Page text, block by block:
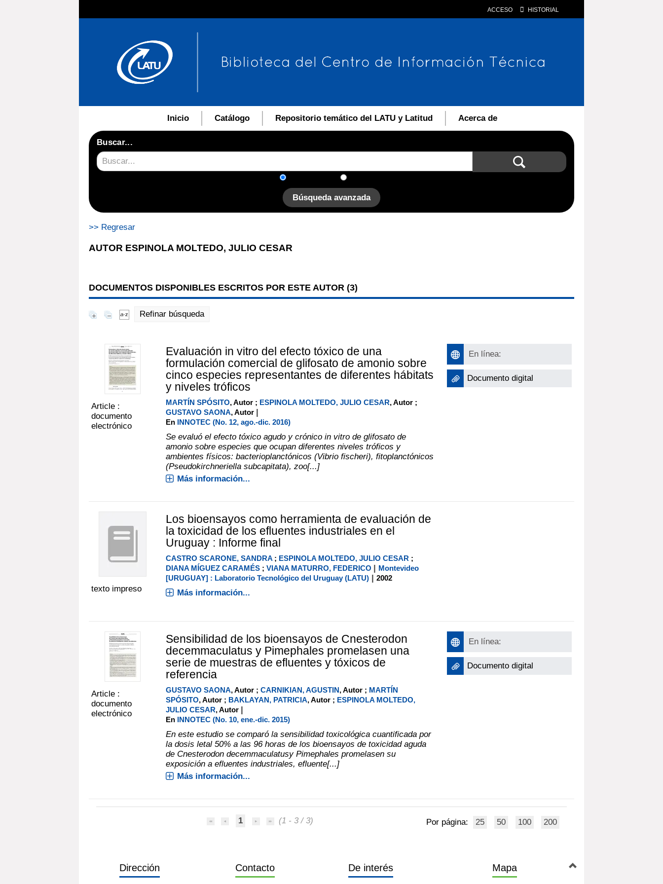
ACCESO HISTORIAL
Inicio Catálogo Repositorio temático del LATU y Latitud Acerca de
Buscar...
Búsqueda avanzada
>> Regresar
AUTOR ESPINOLA MOLTEDO, JULIO CESAR
DOCUMENTOS DISPONIBLES ESCRITOS POR ESTE AUTOR (3)
Refinar búsqueda
Article :
documento
electrónico
Evaluación in vitro del efecto tóxico de una
formulación comercial de glifosato de amonio sobre
cinco especies representantes de diferentes hábitats
y niveles tróficos
MARTÍN SPÓSITO, Autor ; ESPINOLA MOLTEDO, JULIO CESAR, Autor ;
GUSTAVO SAONA, Autor |
En INNOTEC (No. 12, ago.-dic. 2016)
Se evaluó el efecto tóxico agudo y crónico in vitro de glifosato de
amonio sobre especies que ocupan diferentes niveles tróficos y
ambientes físicos: bacterioplanctónicos (Vibrio fischeri), fitoplanctónicos
(Pseudokirchneriella subcapitata), zoo[...]
Más información...
En línea:
Documento digital
texto impreso
Los bioensayos como herramienta de evaluación de
la toxicidad de los efluentes industriales en el
Uruguay : Informe final
CASTRO SCARONE, SANDRA; ESPINOLA MOLTEDO, JULIO CESAR ;
DIANA MÍGUEZ CARAMÉS; VIANA MATURRO, FEDERICO | Montevideo
[URUGUAY] : Laboratorio Tecnológico del Uruguay (LATU)| 2002
Más información...
Article :
documento
electrónico
Sensibilidad de los bioensayos de Cnesterodon
decemmaculatus y Pimephales promelasen una
serie de muestras de efluentes y tóxicos de
referencia
GUSTAVO SAONA, Autor ; CARNIKIAN, AGUSTIN, Autor ; MARTÍN
SPÓSITO, Autor ; BAKLAYAN, PATRICIA, Autor ; ESPINOLA MOLTEDO,
JULIO CESAR, Autor |
En INNOTEC (No. 10, ene.-dic. 2015)
En este estudio se comparó la sensibilidad toxicológica cuantificada por
la dosis letal 50% a las 96 horas de los bioensayos de toxicidad aguda
de Cnesterodon decemmaculatusy Pimephales promelasen su
exposición a efluentes industriales, efluente[...]
Más información...
En línea:
Documento digital
1 (1 - 3 / 3) Por página: 25 50 100 200
Dirección Contacto De interés Mapa